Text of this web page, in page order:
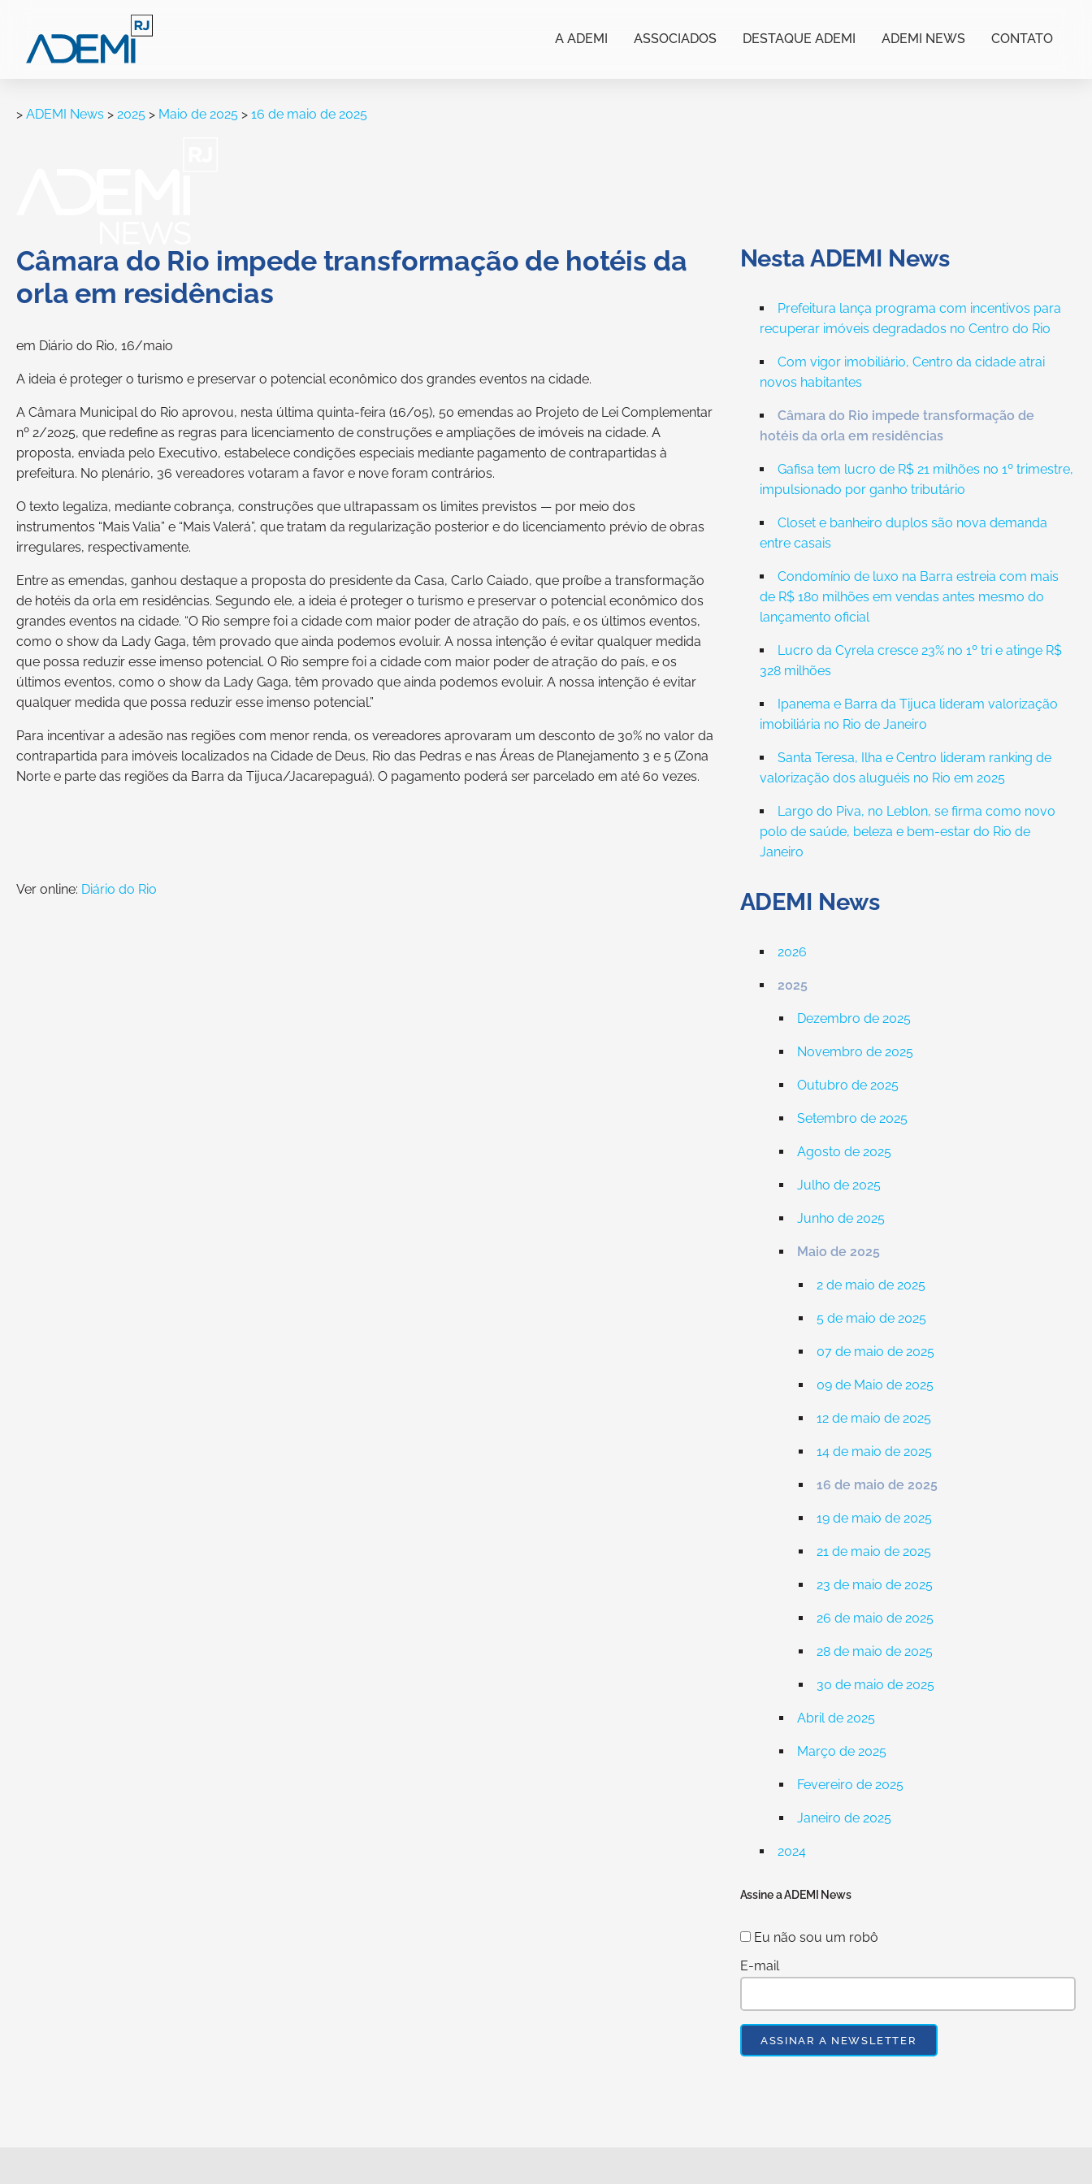
A ADEMI ASSOCIADOS DESTAQUE ADEMI ADEMI NEWS CONTATO
> ADEMI News > 2025 > Maio de 2025 > 16 de maio de 2025
Câmara do Rio impede transformação de hotéis da
orla em residências
em Diário do Rio, 16/maio
A ideia é proteger o turismo e preservar o potencial econômico dos grandes eventos na cidade.
A Câmara Municipal do Rio aprovou, nesta última quinta-feira (16/05), 50 emendas ao Projeto de Lei Complementar
nº 2/2025, que redefine as regras para licenciamento de construções e ampliações de imóveis na cidade. A
proposta, enviada pelo Executivo, estabelece condições especiais mediante pagamento de contrapartidas à
prefeitura. No plenário, 36 vereadores votaram a favor e nove foram contrários.
O texto legaliza, mediante cobrança, construções que ultrapassam os limites previstos — por meio dos
instrumentos “Mais Valia” e “Mais Valerá”, que tratam da regularização posterior e do licenciamento prévio de obras
irregulares, respectivamente.
Entre as emendas, ganhou destaque a proposta do presidente da Casa, Carlo Caiado, que proíbe a transformação
de hotéis da orla em residências. Segundo ele, a ideia é proteger o turismo e preservar o potencial econômico dos
grandes eventos na cidade. “O Rio sempre foi a cidade com maior poder de atração do país, e os últimos eventos,
como o show da Lady Gaga, têm provado que ainda podemos evoluir. A nossa intenção é evitar qualquer medida
que possa reduzir esse imenso potencial. O Rio sempre foi a cidade com maior poder de atração do país, e os
últimos eventos, como o show da Lady Gaga, têm provado que ainda podemos evoluir. A nossa intenção é evitar
qualquer medida que possa reduzir esse imenso potencial.”
Para incentivar a adesão nas regiões com menor renda, os vereadores aprovaram um desconto de 30% no valor da
contrapartida para imóveis localizados na Cidade de Deus, Rio das Pedras e nas Áreas de Planejamento 3 e 5 (Zona
Norte e parte das regiões da Barra da Tijuca/Jacarepaguá). O pagamento poderá ser parcelado em até 60 vezes.
Ver online: Diário do Rio
Nesta ADEMI News
Prefeitura lança programa com incentivos para
recuperar imóveis degradados no Centro do Rio
Com vigor imobiliário, Centro da cidade atrai
novos habitantes
Câmara do Rio impede transformação de
hotéis da orla em residências
Gafisa tem lucro de R$ 21 milhões no 1º trimestre,
impulsionado por ganho tributário
Closet e banheiro duplos são nova demanda
entre casais
Condomínio de luxo na Barra estreia com mais
de R$ 180 milhões em vendas antes mesmo do
lançamento oficial
Lucro da Cyrela cresce 23% no 1º tri e atinge R$
328 milhões
Ipanema e Barra da Tijuca lideram valorização
imobiliária no Rio de Janeiro
Santa Teresa, Ilha e Centro lideram ranking de
valorização dos aluguéis no Rio em 2025
Largo do Piva, no Leblon, se firma como novo
polo de saúde, beleza e bem-estar do Rio de
Janeiro
ADEMI News
2026
2025
Dezembro de 2025
Novembro de 2025
Outubro de 2025
Setembro de 2025
Agosto de 2025
Julho de 2025
Junho de 2025
Maio de 2025
2 de maio de 2025
5 de maio de 2025
07 de maio de 2025
09 de Maio de 2025
12 de maio de 2025
14 de maio de 2025
16 de maio de 2025
19 de maio de 2025
21 de maio de 2025
23 de maio de 2025
26 de maio de 2025
28 de maio de 2025
30 de maio de 2025
Abril de 2025
Março de 2025
Fevereiro de 2025
Janeiro de 2025
2024
Assine a ADEMI News
Eu não sou um robô
E-mail